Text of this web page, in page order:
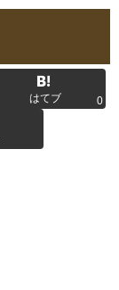
はてブ 0